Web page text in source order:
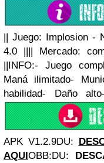
|| Juego: Implosion -
4.0 |||| Mercado:
||INFO:- Juego
Maná ilimitado-
habilidad- Daño alto
APK V1.2.9DU:
AQUIOBB:DU: